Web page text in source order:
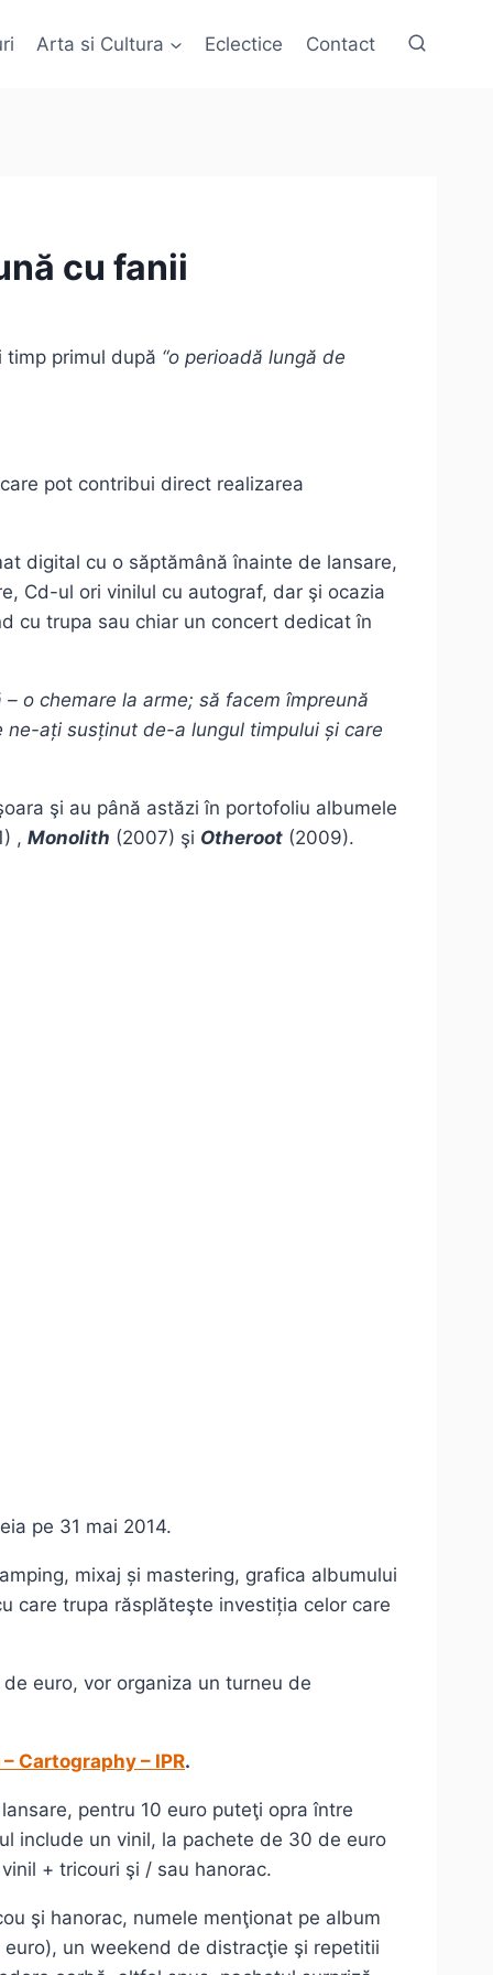
Arta si Cultura Eclectice Contact
cu fanii
timp primul după “o perioadă lungă de
pot contribui direct realizarea
digital cu o săptămână înainte de lansare,
Cd-ul ori vinilul cu autograf, dar şi ocazia
cu trupa sau chiar un concert dedicat în
o chemare la arme; să facem împreună
ați susținut de-a lungul timpului și care
şi au până astăzi în portofoliu albumele
, Monolith (2007) şi Otheroot (2009).
pe 31 mai 2014.
mixaj și mastering, grafica albumului
care trupa răsplăteşte investiția celor care
euro, vor organiza un turneu de
Cartography – IPR.
pentru 10 euro puteţi opra între
include un vinil, la pachete de 30 de euro
+ tricouri şi / sau hanorac.
şi hanorac, numele menţionat pe album
euro), un weekend de distracţie şi repetitii